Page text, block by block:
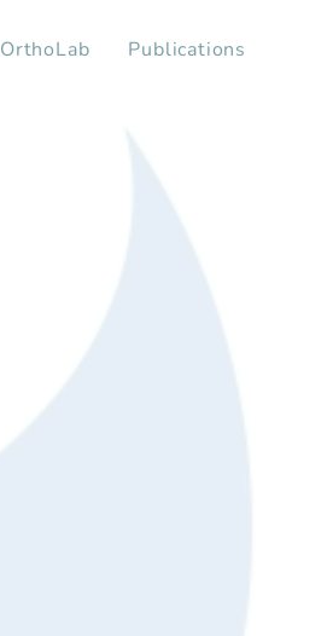
OrthoLab Publications